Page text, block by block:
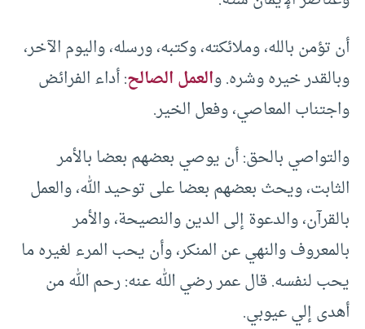
أن تؤمن بالله، وملائكته، وكتبه، ورسله، واليوم الآخر،
وبالقدر خيره وشره. والعمل الصالح: أداء الفرائض
واجتناب المعاصي، وفعل الخير.
والتواصي بالحق: أن يوصي بعضهم بعضا بالأمر
الثابت، ويحث بعضهم بعضا على توحيد الله، والعمل
بالقرآن، والدعوة إلى الدين والنصيحة، والأمر
بالمعروف والنهي عن المنكر، وأن يحب المرء لغيره ما
يحب لنفسه. قال عمر رضي الله عنه: رحم الله من
أهدى إلي عيوبي.